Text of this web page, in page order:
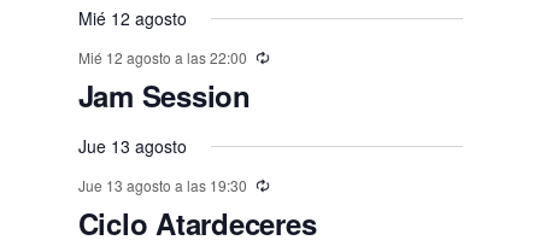
e
n
t
o
s
s
,
s
,
s
,
s
,
s
o
s
,
o
s
,
o
,
o
s
o
o
o
o
t
o
o
,
t
,
Mié 12 agosto
Mié 12 agosto a las 22:00
Jam Session
Jue 13 agosto
Jue 13 agosto a las 19:30
Ciclo Atardeceres